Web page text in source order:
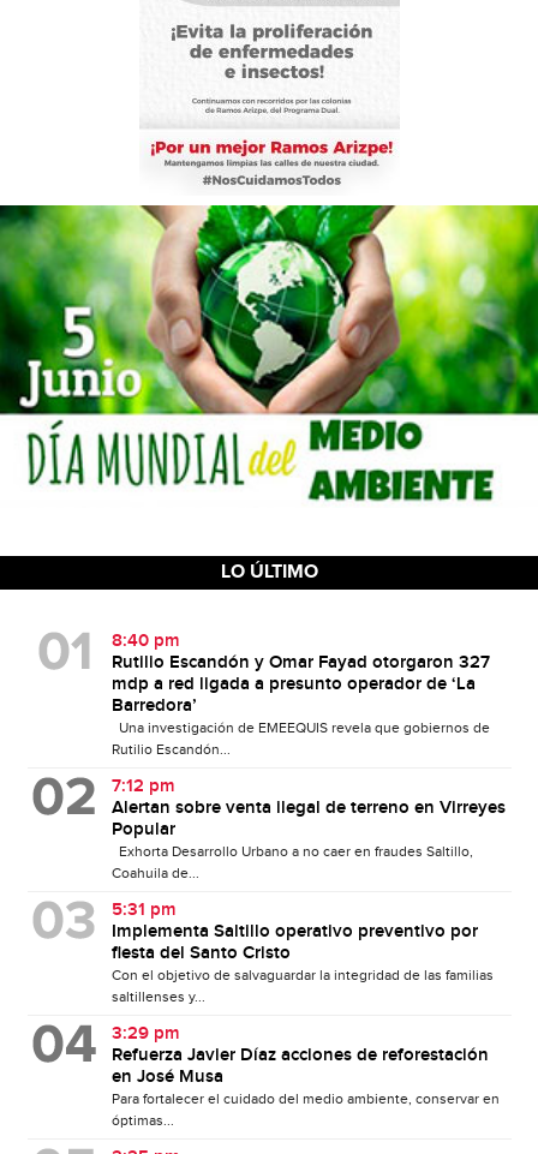
LO ÚLTIMO
8:40 pm
Rutilio Escandón y Omar Fayad otorgaron 327
mdp a red ligada a presunto operador de ‘La
Barredora’
Una investigación de EMEEQUIS revela que gobiernos de
Rutilio Escandón...
7:12 pm
Alertan sobre venta ilegal de terreno en Virreyes
Popular
Exhorta Desarrollo Urbano a no caer en fraudes Saltillo,
Coahuila de...
5:31 pm
Implementa Saltillo operativo preventivo por
fiesta del Santo Cristo
Con el objetivo de salvaguardar la integridad de las familias
saltillenses y...
3:29 pm
Refuerza Javier Díaz acciones de reforestación
en José Musa
Para fortalecer el cuidado del medio ambiente, conservar en
óptimas...